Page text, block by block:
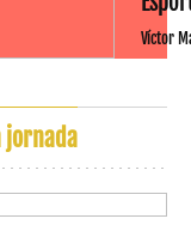
Víctor
jornada